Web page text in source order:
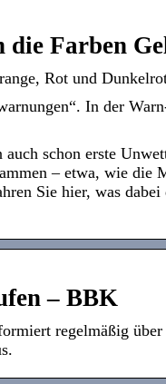
die Farben
Rot und
In der
schon erste
– etwa, wie die
Sie hier, was dabei
– BBK
regelmäßig über